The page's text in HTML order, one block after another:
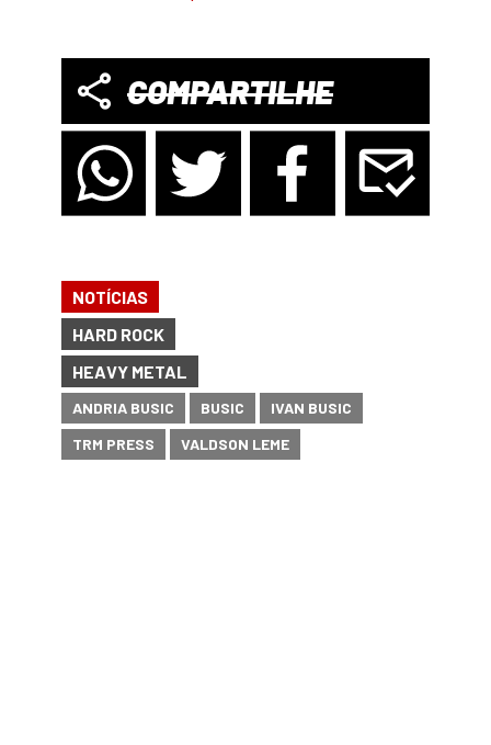
COMPARTILHE
NOTÍCIAS
HARD ROCK
HEAVY METAL
ANDRIA BUSIC BUSIC
IVAN BUSIC
TRM PRESS
VALDSON LEME